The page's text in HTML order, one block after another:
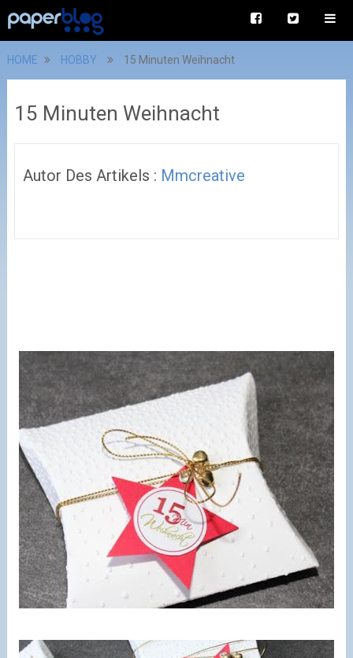
HOME HOBBY 15 Minuten Weihnacht
15 Minuten Weihnacht
Autor Des Artikels : Mmcreative